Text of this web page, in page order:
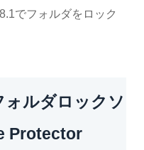
でフォルダをロック
ォルダロックソ
Protector